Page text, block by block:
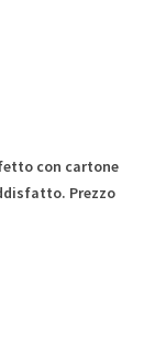
con cartone
Prezzo